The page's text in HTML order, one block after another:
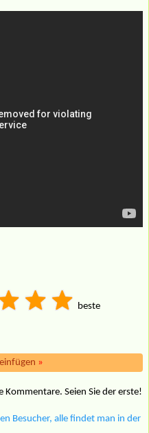
beste
»
Kommentare. Seien Sie der erste!
Besucher, alle findet man in der